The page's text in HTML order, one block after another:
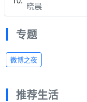
晓晨
专题
微博之夜
推荐生活